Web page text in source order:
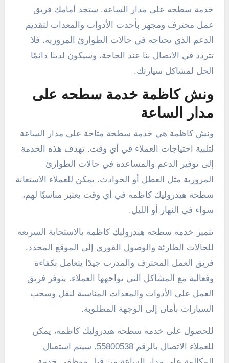
خدمة سطحه على مدار الساعة. ستجد أمامك فريق
عمل محترف ومجهز بأحدث الأدوات والمعدات لتقديم
الدعم الذي تحتاجه في حالات الطوارئ المرورية. فلا
تتردد في الاتصال بنا عند الحاجة، وسيكون لدينا دائمًا
الحل لمشاكل سيارتك.
ونش كاظمة خدمة سطحه على
مدار الساعة
ونش كاظمة هي خدمة سطحة متاحة على مدار الساعة
لتلبية احتياجات العملاء في أي وقت. تهدف هذه الخدمة
إلى توفير الدعم والمساعدة في حالات الطوارئ
المرورية مثل العطل أو الحوادث. يمكن للعملاء الاستعانة
سطحة هيدروليك كاظمة في أي وقت يعتبر مناسبًا لهم،
سواء في النهار أو الليل.
تتميز خدمة سطحة هيدروليك كاظمة بالاستجابة السريعة
للحالات الطارئة والوصول الفوري إلى الموقع المحدد.
فريق العمل المحترف والمدرب جيدًا يتعامل بكفاءة
وفعالية مع المشاكل التي يواجهها العملاء. يتوفر فريق
العمل على الأدوات والمعدات المناسبة لنقل وسحب
السيارات بأمان إلى الوجهة المطلوبة.
للحصول على خدمة سطحة هيدروليك كاظمة، يمكن
للعملاء الاتصال بالرقم 55800538. سيتم استقبال